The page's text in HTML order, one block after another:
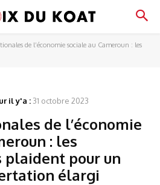
de l’économie sociale au Cameroun : les
il y'a : 31 octobre 2023
de l’économie
: les
plaident pour un
élargi